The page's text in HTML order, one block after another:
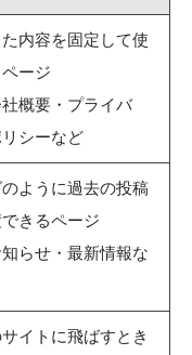
内容を固定して使
ージ
概要・プライバ
シーなど
ように過去の投稿
きるページ
らせ・最新情報な
イトに飛ばすとき